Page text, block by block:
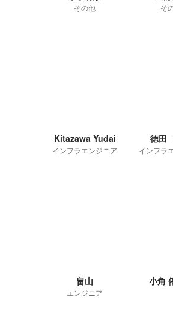
その他 そ
Kitazawa Yudai
インフラエンジニア
徳田
インフラ
畠山
エンジニア
小角